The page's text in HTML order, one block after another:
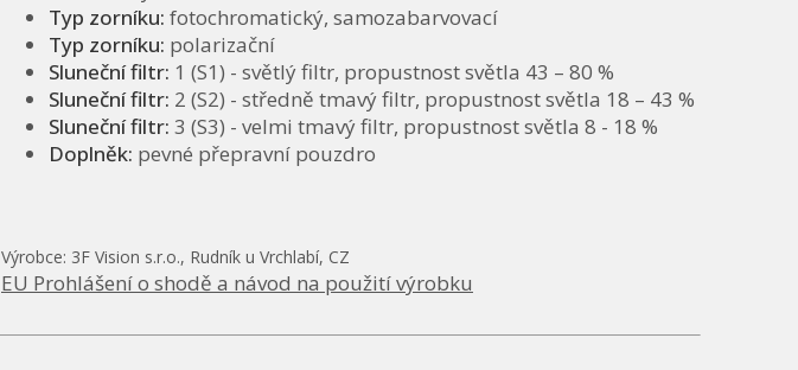
Typ zorníku: fotochromatický, samozabarvovací
Typ zorníku: polarizační
Sluneční filtr: 1 (S1) - světlý filtr, propustnost světla 43 – 80 %
Sluneční filtr: 2 (S2) - středně tmavý filtr, propustnost světla 18 – 43 %
Sluneční filtr: 3 (S3) - velmi tmavý filtr, propustnost světla 8 - 18 %
Doplněk: pevné přepravní pouzdro
Výrobce: 3F Vision s.r.o., Rudník u Vrchlabí, CZ
EU Prohlášení o shodě a návod na použití výrobku